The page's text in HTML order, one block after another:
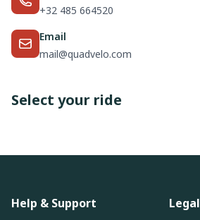
+32 485 664520
Email
mail@quadvelo.com
Select your ride
Help & Support
Legal